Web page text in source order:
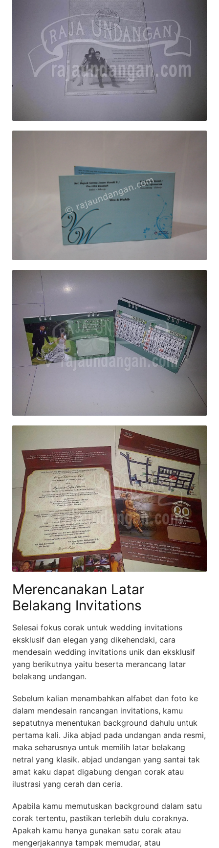
Merencanakan Latar
Belakang Invitations
Selesai fokus corak untuk wedding invitations
eksklusif dan elegan yang dikehendaki, cara
mendesain wedding invitations unik dan eksklusif
yang berikutnya yaitu beserta merancang latar
belakang undangan.
Sebelum kalian menambahkan alfabet dan foto ke
dalam mendesain rancangan invitations, kamu
sepatutnya menentukan background dahulu untuk
pertama kali. Jika abjad pada undangan anda resmi,
maka seharusnya untuk memilih latar belakang
netral yang klasik. abjad undangan yang santai tak
amat kaku dapat digabung dengan corak atau
ilustrasi yang cerah dan ceria.
Apabila kamu memutuskan background dalam satu
corak tertentu, pastikan terlebih dulu coraknya.
Apakah kamu hanya gunakan satu corak atau
mengerjakannya tampak memudar, atau